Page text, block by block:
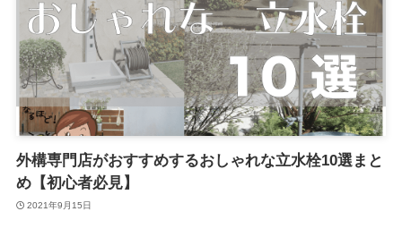
外構専門店がおすすめするおしゃれな立水栓10選まと
め【初心者必見】
2021年9月15日